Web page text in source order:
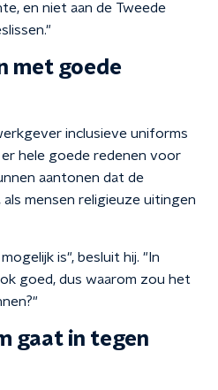
en niet aan de Tweede
met goede
inclusieve uniforms
er hele goede redenen voor
aantonen dat de
mensen religieuze uitingen
is", besluit hij. "In
goed, dus waarom zou het
gaat in tegen